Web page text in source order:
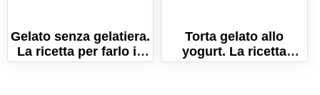
Gelato senza gelatiera.
La ricetta per farlo in
casa cremosissimo!
Torta gelato allo
yogurt. La ricetta
semplice per un dolce